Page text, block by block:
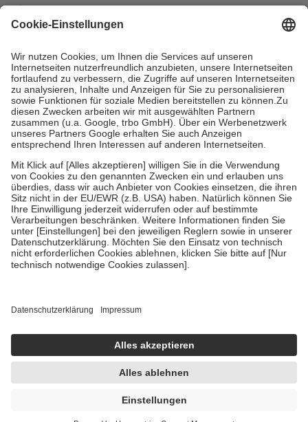
mit.
Grundsätzlich leisten Mitglieder Zuzahlungen in Höhe von zehn
höchstens zehn Euro.
Es sind jedoch nie mehr als die tatsächlichen
Kosten der Leistung zu entrichten.
Diese Regeln gelten grundsätzlich auch für Online-Apotheken.
Bei Heilmitteln und häuslicher Krankenpflege beträgt die
Zuzahlung zehn Prozent der Kosten sowie zehn Euro je
Verordnung.
Um das Engagement der Versicherten für ihre eigene Gesundheit zu
stärken und die besondere Stellung der Familie zu unterstützen,
fallenkeine Zuzahlungenan bei:
• Kindern und Jugendlichen bis zum vollendeten 18. Lebensjahr
mit Ausnahme der Fahrkosten
• Untersuchungen zur Vorsorge und Früherkennung, die von der
GKV getragen werden
• empfohlenen Schutzimpfungen
• Harn- und Blutteststreifen
getroffen, um sicherzustellen, dass es sich um echte Bewertungen
https://help.etrusted.com/hc/de/articles/4419944605341
Einige Bilder und Inhalte wurden unter Zuhilfenahme künstlicher